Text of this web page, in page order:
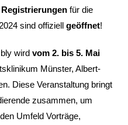
Registrierungen für die
sind offiziellgeöffnet!
wirdvom 2. bis 5. Mai
Münster, Albert-
Diese Veranstaltung bringt
zusammen, um
Umfeld Vorträge,